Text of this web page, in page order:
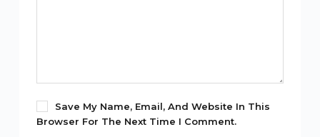
Save My Name, Email, And Website In This
Browser For The Next Time I Comment.